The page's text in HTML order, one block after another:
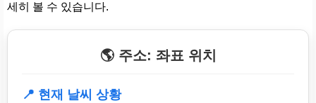
세히 볼 수 있습니다.
🌎 주소: 좌표 위치
📍 현재 날씨 상황